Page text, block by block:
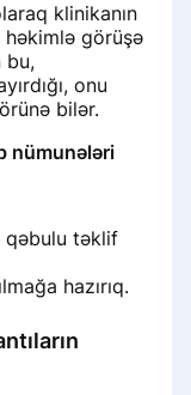
klinikanın
görüşə
bu,
onu
bilər.
nümunələri
qəbulu təklif
hazırıq.